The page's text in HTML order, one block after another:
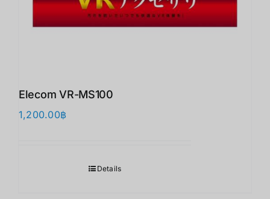
Elecom VR-MS100
1,200.00฿
Details